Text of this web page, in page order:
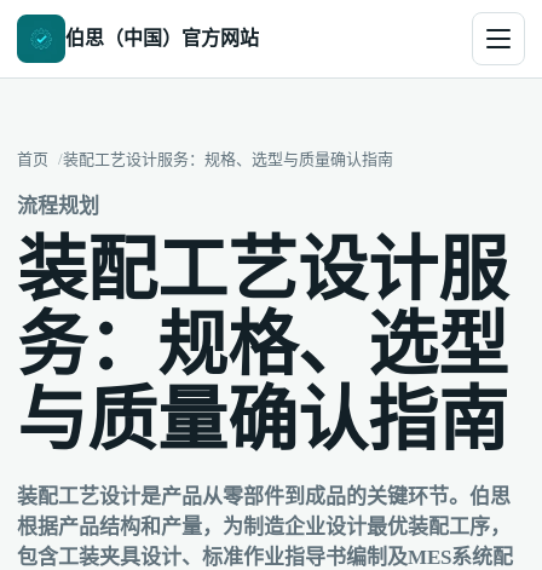
伯思（中国）官方网站
首页 装配工艺设计服务：规格、选型与质量确认指南
流程规划
装配工艺设计服
务：规格、选型
与质量确认指南
装配工艺设计是产品从零部件到成品的关键环节。伯思
根据产品结构和产量，为制造企业设计最优装配工序，
包含工装夹具设计、标准作业指导书编制及MES系统配